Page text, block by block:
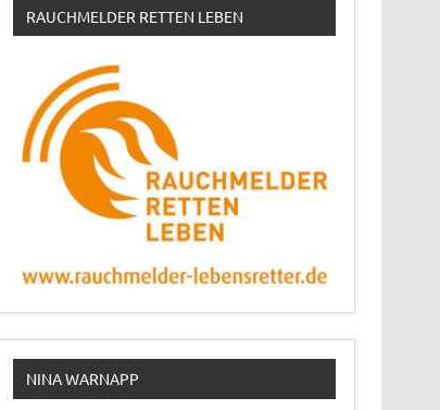
RAUCHMELDER RETTEN LEBEN
NINA WARNAPP